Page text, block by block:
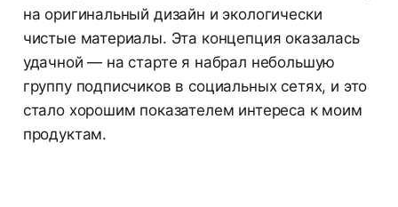
на оригинальный дизайн и экологически
чистые материалы. Эта концепция оказалась
удачной — на старте я набрал небольшую
группу подписчиков в социальных сетях, и это
стало хорошим показателем интереса к моим
продуктам.